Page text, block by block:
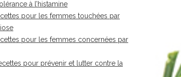
à l’histamine
pour les femmes touchées par
pour les femmes concernées par
pour prévenir et lutter contre la